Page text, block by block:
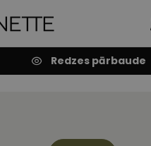
Redzes pārbaude